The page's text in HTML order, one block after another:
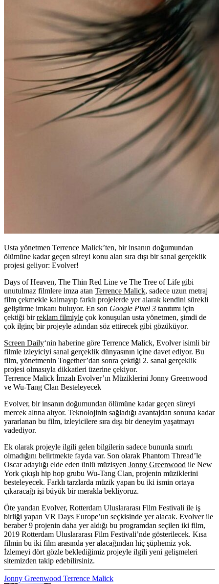
Usta yönetmen Terrence Malick’ten, bir insanın doğumundan
ölümüne kadar geçen süreyi konu alan sıra dışı bir sanal gerçeklik
projesi geliyor: Evolver!
Days of Heaven, The Thin Red Line ve The Tree of Life gibi
unutulmaz filmlere imza atan Terrence Malick, sadece uzun metraj
film çekmekle kalmayıp farklı projelerde yer alarak kendini sürekli
geliştirme imkanı buluyor. En son Google Pixel 3 tanıtımı için
çektiği birreklam filmiyle çok konuşulan usta yönetmen, şimdi de
çok ilginç bir projeyle adından söz ettirecek gibi gözüküyor.
Screen Daily‘nin haberine göre Terrence Malick, Evolverisimli bir
filmle izleyiciyi sanal gerçeklik dünyasının içine davet ediyor. Bu
film, yönetmenin Together’dan sonra çektiği 2. sanal gerçeklik
projesi olmasıyla dikkatleri üzerine çekiyor.
Terrence Malick İmzalı Evolver’ın Müziklerini Jonny Greenwood
ve Wu-Tang Clan Besteleyecek
Evolver, bir insanın doğumundan ölümüne kadar geçen süreyi
mercek altına alıyor. Teknolojinin sağladığı avantajdan sonuna kadar
yararlanan bu film, izleyicilere sıra dışı bir deneyim yaşatmayı
vadediyor.
Ek olarak projeyle ilgili gelen bilgilerin sadece bununla sınırlı
olmadığını belirtmekte fayda var. Son olarak Phantom Thread’le
Oscar adaylığı elde eden ünlü müzisyen Jonny Greenwood ile New
York çıkışlı hip hop grubu Wu-Tang Clan, projenin müziklerini
besteleyecek. Farklı tarzlarda müzik yapan bu iki ismin ortaya
çıkaracağı işi büyük bir merakla bekliyoruz.
Öte yandan Evolver, Rotterdam Uluslararası Film Festivali ile iş
birliği yapan VR Days Europe’un seçkisinde yer alacak. Evolver ile
beraber 9 projenin daha yer aldığı bu programdan seçilen iki film,
2019 Rotterdam Uluslararası Film Festivali’nde gösterilecek. Kısa
filmin bu iki film arasında yer alacağından hiç şüphemiz yok.
İzlemeyi dört gözle beklediğimiz projeyle ilgili yeni gelişmeleri
sitemizden takip edebilirsiniz.
Jonny Greenwood Terrence Malick